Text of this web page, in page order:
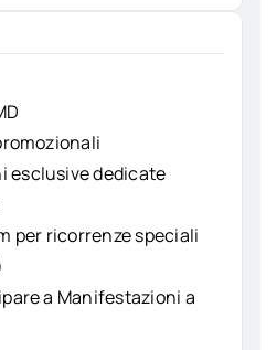
esclusive dedicate
per ricorrenze speciali
a Manifestazioni a